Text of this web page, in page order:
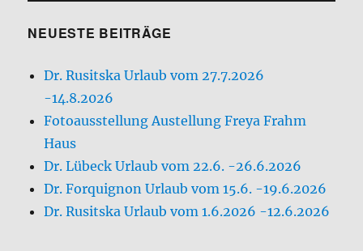
NEUESTE BEITRÄGE
Dr. Rusitska Urlaub vom 27.7.2026
-14.8.2026
Fotoausstellung Austellung Freya Frahm
Haus
Dr. Lübeck Urlaub vom 22.6. -26.6.2026
Dr. Forquignon Urlaub vom 15.6. -19.6.2026
Dr. Rusitska Urlaub vom 1.6.2026 -12.6.2026